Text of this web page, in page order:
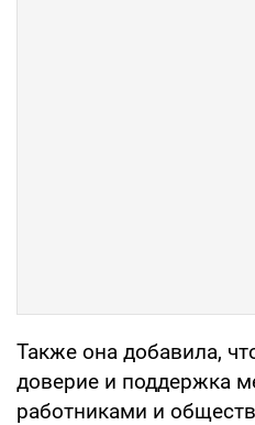
Также она добавила,
доверие и поддержка
работниками и